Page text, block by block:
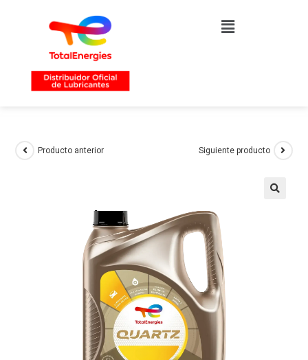
Producto anterior Siguiente producto